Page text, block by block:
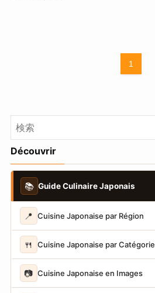
1
Découvrir
📚 Guide Culinaire Japonais
📍 Cuisine Japonaise par Région
🍴 Cuisine Japonaise par Catégorie
📷 Cuisine Japonaise en Images